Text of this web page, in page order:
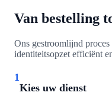
Van bestelling
Ons gestroomlijnd
identiteitsopzet efficiënt
1
Kies uw dienst